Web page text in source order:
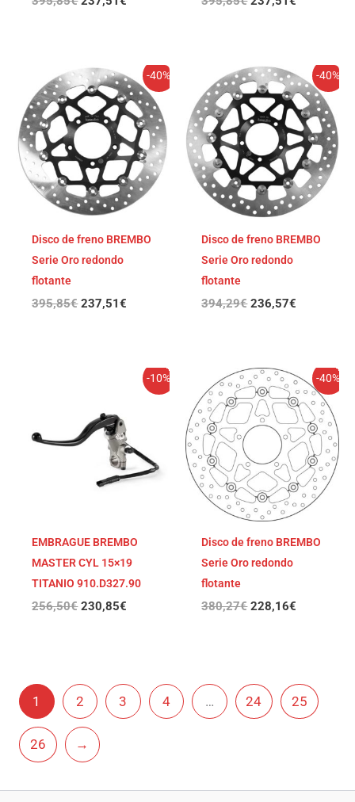
-40%
Disco de freno BREMBO
Serie Oro redondo
flotante
395,85€
El
precio
original
era:
395,85€.
237,51€
precio
actual
es:
237,51€.
-40%
Disco de freno BREMBO
Serie Oro redondo
flotante
394,29€
El
precio
original
era:
394,29€.
236,57€
El
precio
actual
es:
236,57€.
-10%
EMBRAGUE BREMBO
MASTER CYL 15×19
TITANIO 910.D327.90
256,50€
era:
256,50€.
230,85€
precio
230,85€.
-40%
Disco de freno BREMBO
Serie Oro redondo
flotante
380,27€
El
precio
original
era:
380,27€.
228,16€
El
precio
actual
es:
228,16€.
1 2 3 4 … 24 25
26 →